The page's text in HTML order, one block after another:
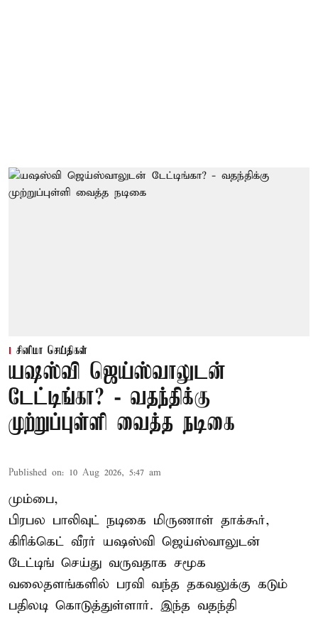
சினிமா செய்திகள்
யஷஸ்வி ஜெய்ஸ்வாலுடன்
டேட்டிங்கா? - வதந்திக்கு
முற்றுப்புள்ளி வைத்த நடிகை
Published on: 10 Aug 2026, 5:47 am
மும்பை,
பிரபல பாலிவுட் நடிகை மிருணாள் தாக்கூர்,
கிரிக்கெட் வீரர் யஷஸ்வி ஜெய்ஸ்வாலுடன்
டேட்டிங் செய்து வருவதாக சமூக
வலைதளங்களில் பரவி வந்த தகவலுக்கு கடும்
பதிலடி கொடுத்துள்ளார். இந்த வதந்தி